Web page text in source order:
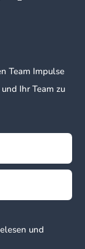
Team Impulse
Ihr Team zu
und